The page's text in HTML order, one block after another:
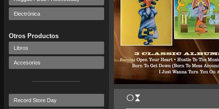
Electrónica
Otros Productos
Libros
Accesorios
Record Store Day